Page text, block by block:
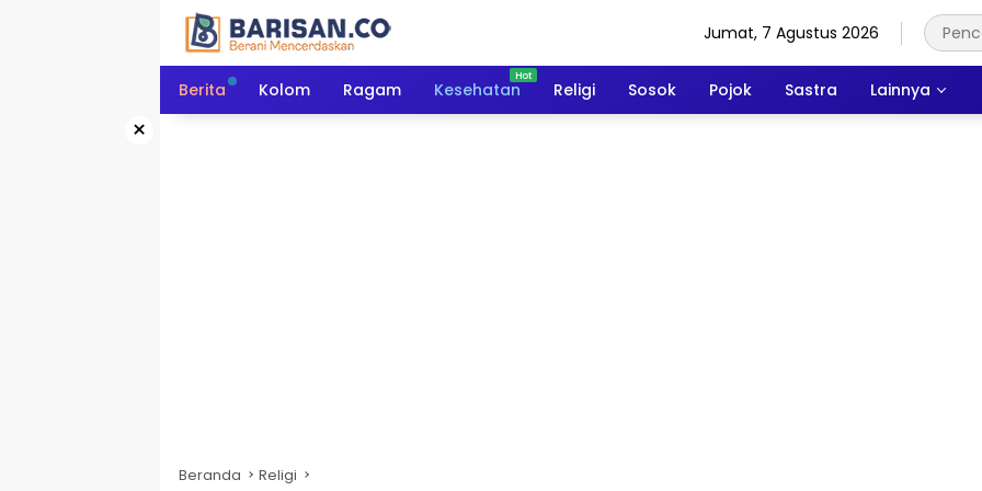
Jumat, 7 Agustus 2026
Berita Kolom Ragam Kesehatan Religi Sosok Pojok Sastra Lainnya
×
Beranda Religi